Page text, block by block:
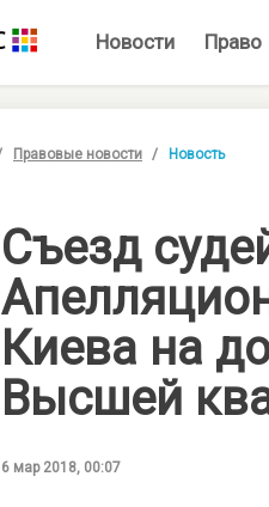
Новости Право
Правовые новости Новость
Съезд
Киева на
Высшей
6 мар 2018, 00:07